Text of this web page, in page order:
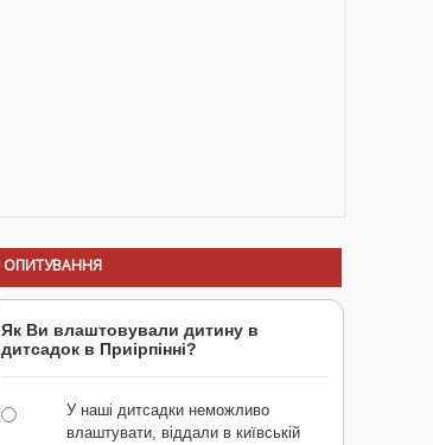
ОПИТУВАННЯ
Як Ви влаштовували дитину в
дитсадок в Приірпінні?
У наші дитсадки неможливо
влаштувати, віддали в київській